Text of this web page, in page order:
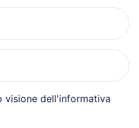
visione dell'informativa